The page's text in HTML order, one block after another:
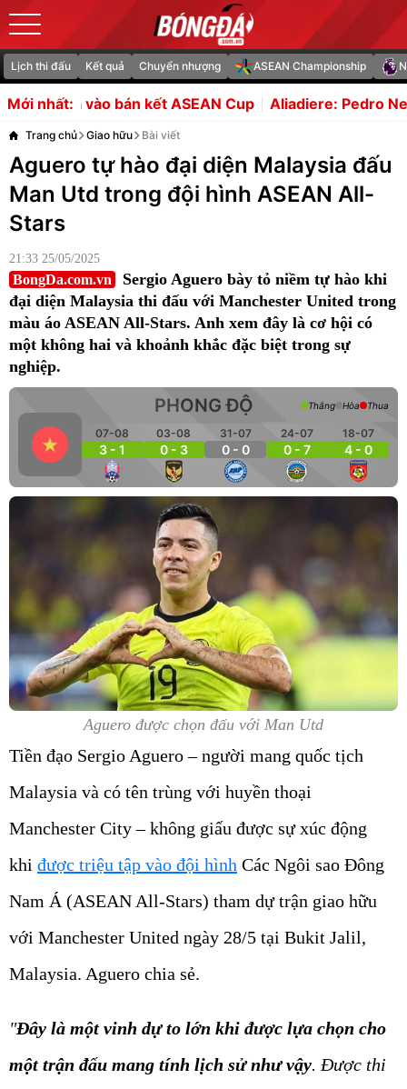
Lịch thi đấu Kết quả Chuyển nhượng ASEAN Championship
Mới nhất:
ASEAN Cup Aliadiere: Pedro Neto là sự bổ sung tuyệt
Trang chủ Giao hữu Bài viết
Aguero tự hào đại diện Malaysia đấu
Man Utd trong đội hình ASEAN All-
Stars
21:33 25/05/2025
BongDa.com.vn
Sergio Aguero bày tỏ niềm tự hào khi
đại diện Malaysia thi đấu với Manchester United trong
màu áo ASEAN All-Stars. Anh xem đây là cơ hội có
một không hai và khoảnh khắc đặc biệt trong sự
nghiệp.
PHONG ĐỘ
07-08
3 - 1
03-08
0 - 3
31-07
0 - 0
24-07
0 - 7
18-07
4 - 0
Thắng Hòa Thua
Aguero được chọn đấu với Man Utd
Tiền đạo Sergio Aguero – người mang quốc tịch
Malaysia và có tên trùng với huyền thoại
Manchester City – không giấu được sự xúc động
khi được triệu tập vào đội hình Các Ngôi sao Đông
Nam Á (ASEAN All-Stars) tham dự trận giao hữu
với Manchester United ngày 28/5 tại Bukit Jalil,
Malaysia. Aguero chia sẻ.
"Đây là một vinh dự to lớn khi được lựa chọn cho
một trận đấu mang tính lịch sử như vậy. Được thi